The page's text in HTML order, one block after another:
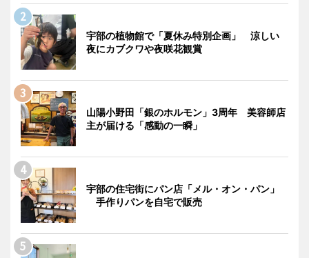
宇部の植物館で「夏休み特別企画」 涼しい
夜にカブクワや夜咲花観賞
山陽小野田「銀のホルモン」3周年 美容師店
主が届ける「感動の一瞬」
宇部の住宅街にパン店「メル・オン・パン」
手作りパンを自宅で販売